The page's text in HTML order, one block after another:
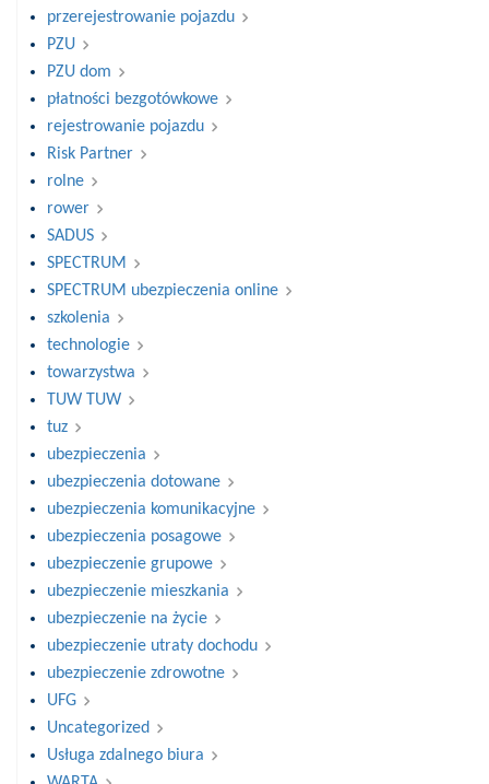
przerejestrowanie pojazdu
PZU
PZU dom
płatności bezgotówkowe
rejestrowanie pojazdu
Risk Partner
rolne
rower
SADUS
SPECTRUM
SPECTRUM ubezpieczenia online
szkolenia
technologie
towarzystwa
TUW TUW
tuz
ubezpieczenia
ubezpieczenia dotowane
ubezpieczenia komunikacyjne
ubezpieczenia posagowe
ubezpieczenie grupowe
ubezpieczenie mieszkania
ubezpieczenie na życie
ubezpieczenie utraty dochodu
ubezpieczenie zdrowotne
UFG
Uncategorized
Usługa zdalnego biura